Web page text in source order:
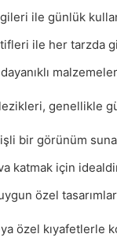
ile günlük
ile her tarzda
genellikle
bir görünüm
katmak için
özel
özel kıyafetlerle